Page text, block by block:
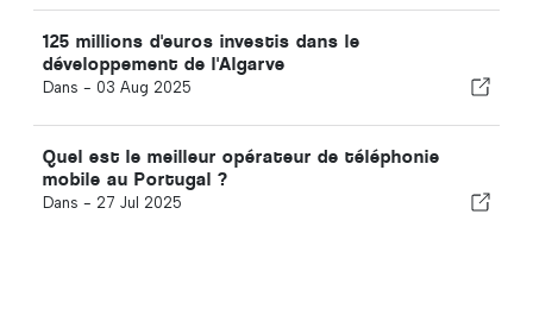
125 millions d'euros investis dans le
développement de l'Algarve
Dans - 03 Aug 2025
Quel est le meilleur opérateur de téléphonie
mobile au Portugal ?
Dans - 27 Jul 2025